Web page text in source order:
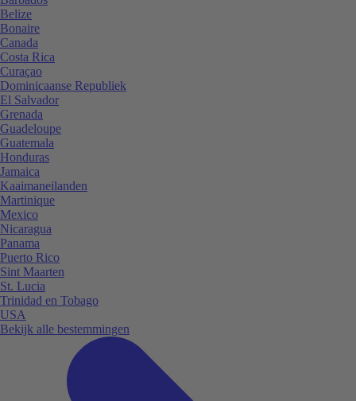
Belize
Bonaire
Canada
Costa Rica
Curaçao
Dominicaanse Republiek
El Salvador
Grenada
Guadeloupe
Guatemala
Honduras
Jamaica
Kaaimaneilanden
Martinique
Mexico
Nicaragua
Panama
Puerto Rico
Sint Maarten
St. Lucia
Trinidad en Tobago
USA
Bekijk alle bestemmingen